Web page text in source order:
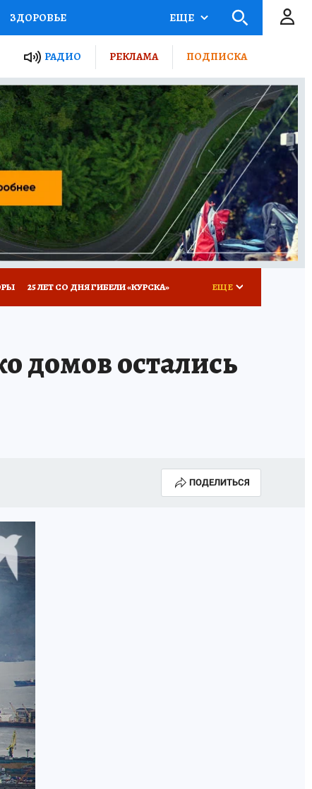
ЗДОРОВЬЕ
РОССИИ
ПУТЕВОДИТЕЛЬ
ТУРИЗМ
ВСЕ О КП
ЕЩЕ
РАДИО РЕКЛАМА ПОДПИСКА
25 ЛЕТ СО ДНЯ ГИБЕЛИ «КУРСКА» ЕЩЕ
домов остались
ПОДЕЛИТЬСЯ